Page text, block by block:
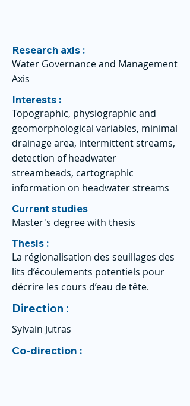
Research axis :
Water Governance and Management
Axis
Interests :
Topographic, physiographic and
geomorphological variables, minimal
drainage area, intermittent streams,
detection of headwater
streambeads, cartographic
information on headwater streams
Current studies
Master's degree with thesis
Thesis :
La régionalisation des seuillages des
lits d’écoulements potentiels pour
décrire les cours d’eau de tête.
Direction :
Sylvain Jutras
Co-direction :